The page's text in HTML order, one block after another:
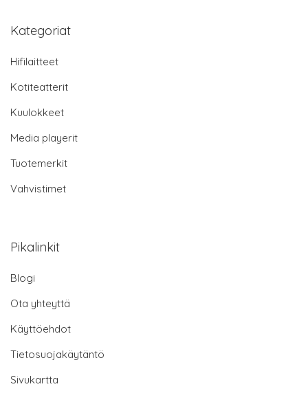
Kategoriat
Hifilaitteet
Kotiteatterit
Kuulokkeet
Media playerit
Tuotemerkit
Vahvistimet
Pikalinkit
Blogi
Ota yhteyttä
Käyttöehdot
Tietosuojakäytäntö
Sivukartta